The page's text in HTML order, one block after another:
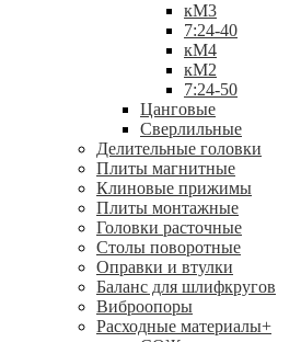
кМ3
7:24-40
кМ4
кМ2
7:24-50
Цанговые
Сверлильные
Делительные головки
Плиты магнитные
Клиновые прижимы
Плиты монтажные
Головки расточные
Столы поворотные
Оправки и втулки
Баланс для шлифкругов
Виброопоры
Расходные материалы+